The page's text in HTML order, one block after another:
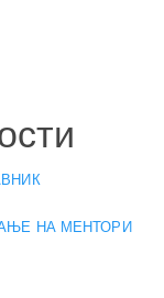
НА МЕНТОРИ